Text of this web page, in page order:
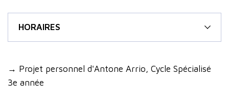
HORAIRES
→ Projet personnel d'Antone Arrio, Cycle Spécialisé
3e année